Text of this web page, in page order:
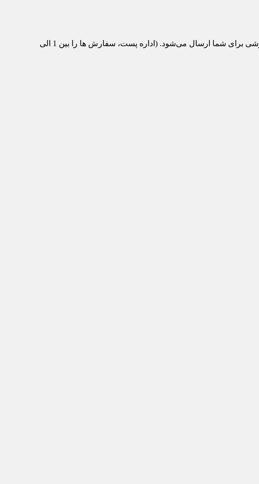
پس از تکمیل سفارش و پرداخت، محصول مورد نظر از انبار ماشین‌تیک به اداره پست منتقل می‌شود و با پست سفارشی برای شما ارسال می‌شود. (اداره پست، سفارش ها را بین 1 الی